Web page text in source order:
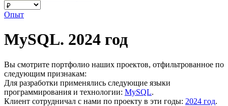
Опыт
MySQL. 2024 год
Вы смотрите портфолио наших проектов, отфильтрованное по
следующим признакам:
Для разработки применялись следующие языки
программирования и технологии: MySQL.
Клиент сотрудничал с нами по проекту в эти годы: 2024 год.